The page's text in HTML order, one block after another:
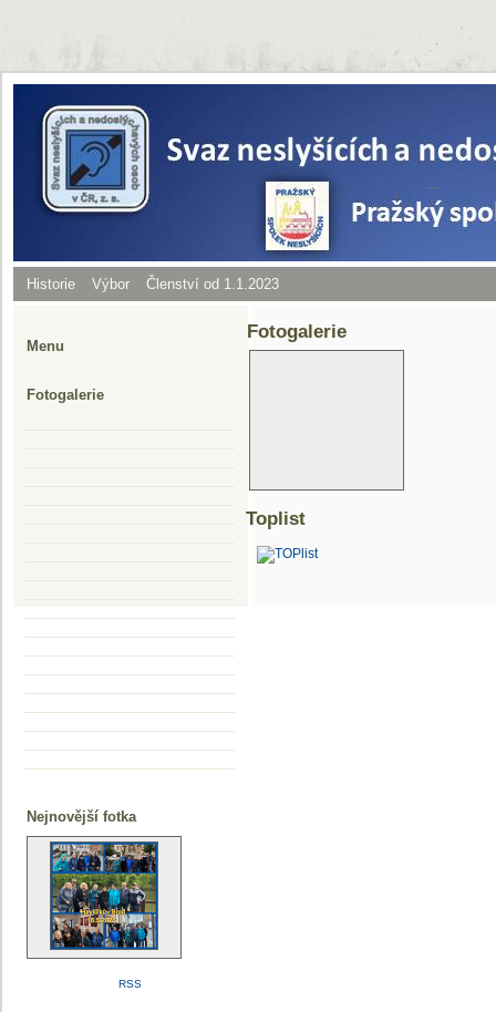
Historie Výbor Členství od 1.1.2023
Fotogalerie
Menu
Fotogalerie
Nejnovější fotka
RSS
Toplist